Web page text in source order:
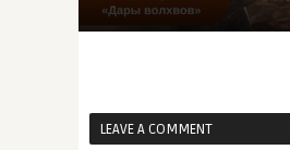
admin
LEAVE A COMMENT